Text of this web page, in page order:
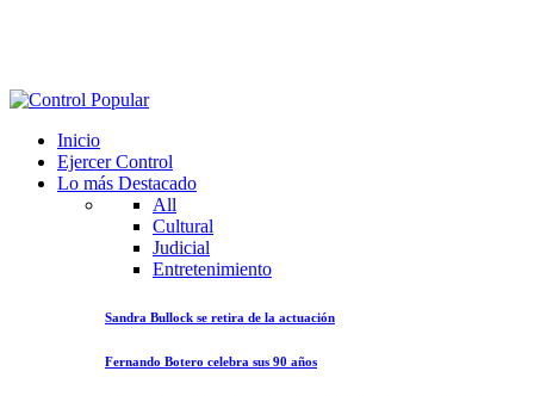
Inicio
Ejercer Control
Lo más Destacado
All
Cultural
Judicial
Entretenimiento
Sandra Bullock se retira de la actuación
Fernando Botero celebra sus 90 años